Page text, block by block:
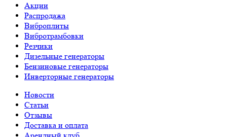
Акции
Распродажа
Виброплиты
Вибротрамбовки
Резчики
Дизельные генераторы
Бензиновые генераторы
Инверторные генераторы
Новости
Статьи
Отзывы
Доставка и оплата